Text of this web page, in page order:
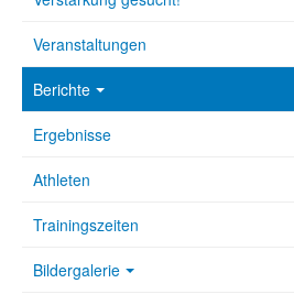
Veranstaltungen
Berichte
Ergebnisse
Athleten
Trainingszeiten
Bildergalerie